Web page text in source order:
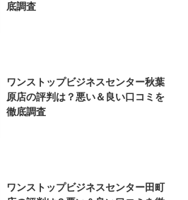
底調査
ワンストップビジネスセンター秋葉
原店の評判は？悪い＆良い口コミを
徹底調査
ワンストップビジネスセンター田町